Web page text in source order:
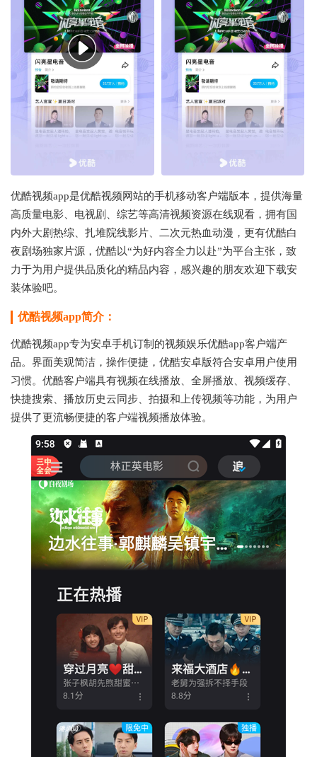
优酷视频app是优酷视频网站的手机移动客户端版本，提供海量
高质量电影、电视剧、综艺等高清视频资源在线观看，拥有国
内外大剧热综、扎堆院线影片、二次元热血动漫，更有优酷白
夜剧场独家片源，优酷以“为好内容全力以赴”为平台主张，致
力于为用户提供品质化的精品内容，感兴趣的朋友欢迎下载安
装体验吧。
优酷视频app简介：
优酷视频app专为安卓手机订制的视频娱乐优酷app客户端产
品。界面美观简洁，操作便捷，优酷安卓版符合安卓用户使用
习惯。优酷客户端具有视频在线播放、全屏播放、视频缓存、
快捷搜索、播放历史云同步、拍摄和上传视频等功能，为用户
提供了更流畅便捷的客户端视频播放体验。